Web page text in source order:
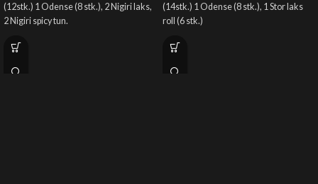
(12stk.) 1 Odense (8 stk.), 2 Nigiri laks,
2 Nigiri spicy tun.
(14stk.) 1 Odense (8 stk.), 1 Stor laks
roll (6 stk.)